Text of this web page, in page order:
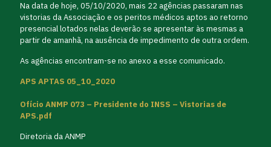
Na data de hoje, 05/10/2020, mais 22 agências passaram nas
vistorias da Associação e os peritos médicos aptos ao retorno
presencial lotados nelas deverão se apresentar às mesmas a
partir de amanhã, na ausência de impedimento de outra ordem.
As agências encontram-se no anexo a esse comunicado.
APS APTAS 05_10_2020
Ofício ANMP 073 – Presidente do INSS – Vistorias de
APS.pdf
Diretoria da ANMP